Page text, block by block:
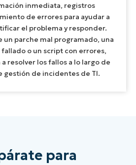
inmediata, registros
de errores para ayudar a
el problema y responder.
un parche mal programado, una
o un script con errores,
resolver los fallos a lo largo de
gestión de incidentes de TI.
para